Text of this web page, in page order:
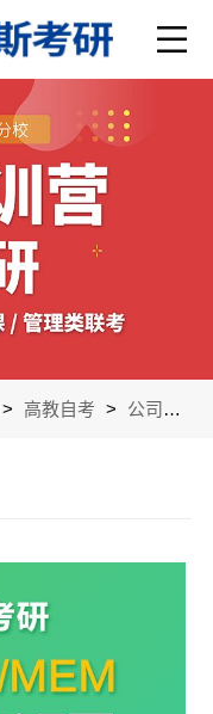
> 高教自考 > 公司产品